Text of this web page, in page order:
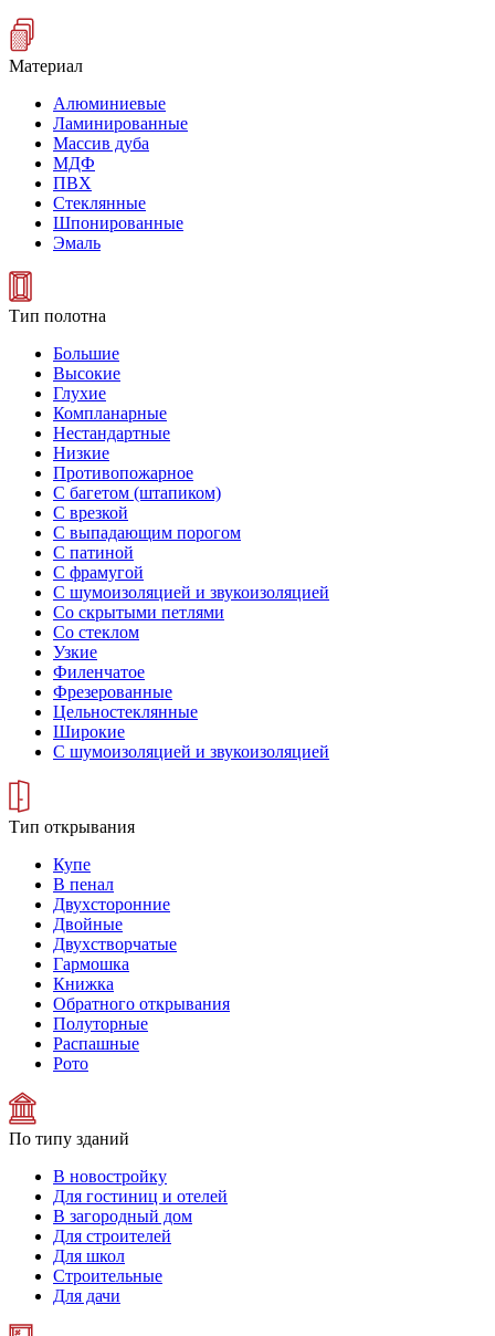
Материал
Алюминиевые
Ламинированные
Массив дуба
МДФ
ПВХ
Стеклянные
Шпонированные
Эмаль
Тип полотна
Большие
Высокие
Глухие
Компланарные
Нестандартные
Низкие
Противопожарное
С багетом (штапиком)
С врезкой
С выпадающим порогом
С патиной
С фрамугой
С шумоизоляцией и звукоизоляцией
Со скрытыми петлями
Со стеклом
Узкие
Филенчатое
Фрезерованные
Цельностеклянные
Широкие
С шумоизоляцией и звукоизоляцией
Тип открывания
Купе
В пенал
Двухсторонние
Двойные
Двухстворчатые
Гармошка
Книжка
Обратного открывания
Полуторные
Распашные
Рото
По типу зданий
В новостройку
Для гостиниц и отелей
В загородный дом
Для строителей
Для школ
Строительные
Для дачи